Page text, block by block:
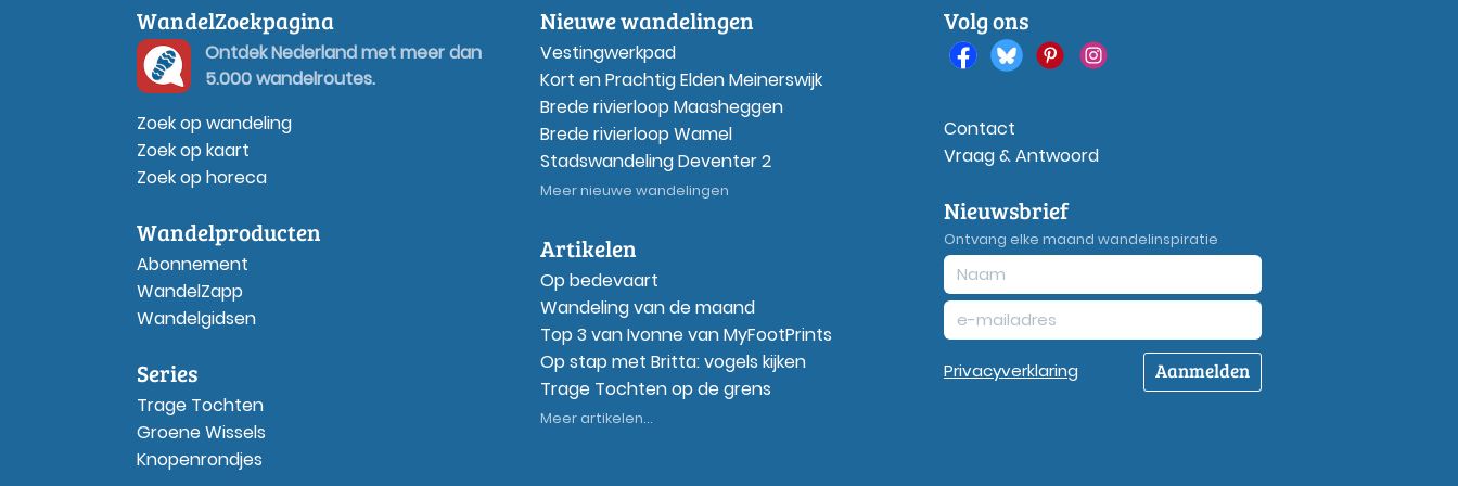
WandelZoekpagina
Ontdek Nederland met meer dan
5.000 wandelroutes.
Zoek op wandeling
Zoek op kaart
Zoek op horeca
Wandelproducten
Abonnement
WandelZapp
Wandelgidsen
Series
Trage Tochten
Groene Wissels
Knopenrondjes
Nieuwe wandelingen
Vestingwerkpad
Kort en Prachtig Elden Meinerswijk
Brede rivierloop Maasheggen
Brede rivierloop Wamel
Stadswandeling Deventer 2
Meer nieuwe wandelingen
Artikelen
Op bedevaart
Wandeling van de maand
Top 3 van Ivonne van MyFootPrints
Op stap met Britta: vogels kijken
Trage Tochten op de grens
Meer artikelen...
Volg ons
Contact
Vraag & Antwoord
Nieuwsbrief
Ontvang elke maand wandelinspiratie
Privacyverklaring Aanmelden